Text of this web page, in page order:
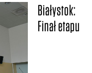
Białystok:
Finał etapu